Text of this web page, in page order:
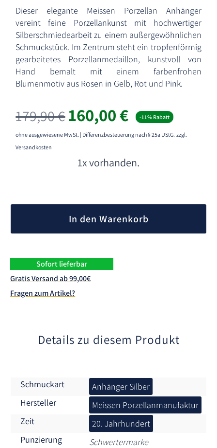
Dieser elegante Meissen Porzellan Anhänger
vereint feine Porzellankunst mit hochwertiger
Silberschmiedearbeit zu einem außergewöhnlichen
Schmuckstück. Im Zentrum steht ein tropfenförmig
gearbeitetes Porzellanmedaillon, kunstvoll von
Hand bemalt mit einem farbenfrohen
Blumenmotiv aus Rosen in Gelb, Rot und Pink.
179,90€Ursprünglicher
Preis
war:
160,00€Aktueller
Preis
ist:
-11% Rabatt
ohne ausgewiesene MwSt. | Differenzbesteuerung nach § 25a UStG. zzgl.
Versandkosten
1x vorhanden.
In den Warenkorb
Sofort lieferbar
Gratis Versand ab 99,00€
Fragen zum Artikel?
Details zu diesem Produkt
Schmuckart
Anhänger Silber
Hersteller
Meissen Porzellanmanufaktur
Zeit
20. Jahrhundert
Punzierung
Schwertermarke